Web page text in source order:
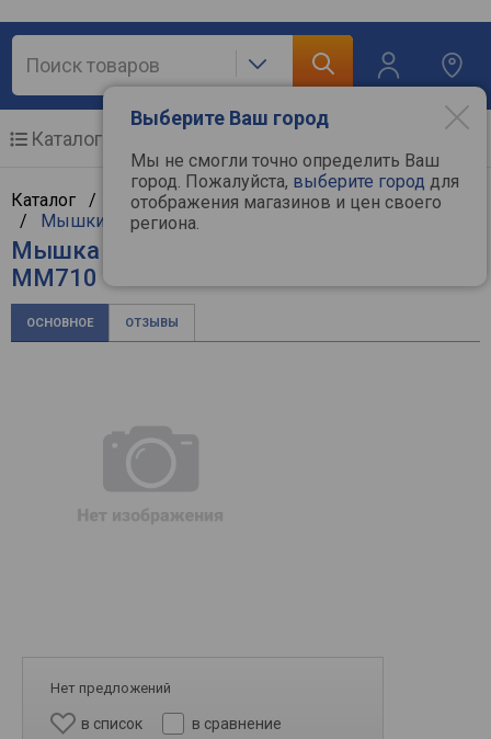
Выберите Ваш город
Мы не смогли точно определить Ваш
город. Пожалуйста, выберите город для
отображения магазинов и цен своего
региона.
Каталог
Каталог / Компьютерная техника/ Манипуляторы
/ Мышки /Cooler Master
Мышка Cooler Master MasterMouse
MM710
ОСНОВНОЕ ОТЗЫВЫ
Нет предложений
в список в сравнение